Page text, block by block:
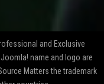
and Exclusive
name and logo are
Matters the trademark